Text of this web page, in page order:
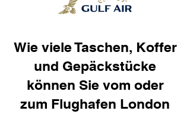
Wie viele Taschen, Koffer
und Gepäckstücke
können Sie vom oder
zum Flughafen London